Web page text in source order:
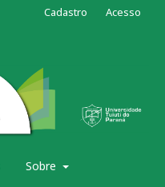
Sobre
Cadastro Acesso